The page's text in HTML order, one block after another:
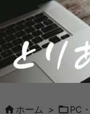
 ホーム > PC